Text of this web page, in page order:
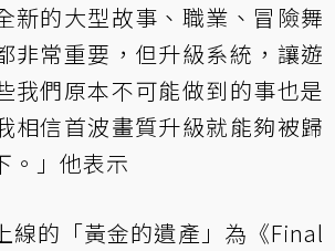
新的大型故事、職業、冒險舞
非常重要，但升級系統，讓遊
我們原本不可能做到的事也是
相信首波畫質升級就能夠被歸
。」他表示
線的「黃金的遺產」為《Final